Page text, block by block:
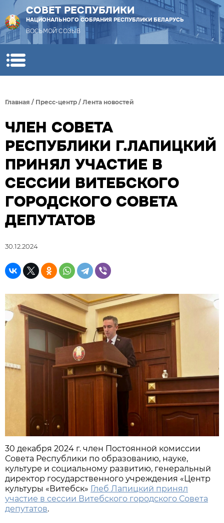
СОВЕТ РЕСПУБЛИКИ
НАЦИОНАЛЬНОГО СОБРАНИЯ РЕСПУБЛИКИ БЕЛАРУСЬ
ВОСЬМОЙ СОЗЫВ
Главная / Пресс-центр / Лента новостей
ЧЛЕН СОВЕТА
РЕСПУБЛИКИ Г.ЛАПИЦКИЙ
ПРИНЯЛ УЧАСТИЕ В
СЕССИИ ВИТЕБСКОГО
ГОРОДСКОГО СОВЕТА
ДЕПУТАТОВ
30.12.2024
30 декабря 2024 г. член Постоянной комиссии
Совета Республики по образованию, науке,
культуре и социальному развитию, генеральный
директор государственного учреждения «Центр
культуры «Витебск» Глеб Лапицкий принял
участие в сессии Витебского городского Совета
депутатов.